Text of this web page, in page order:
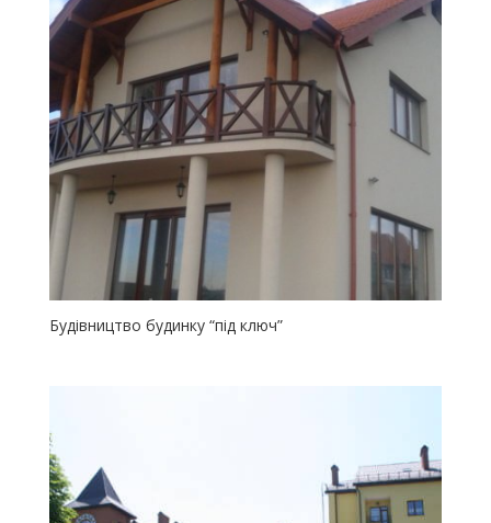
Будівництво будинку “під ключ”